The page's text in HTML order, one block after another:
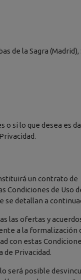
de la Sagra (Madrid),
o si lo que desea es
un contrato de
Condiciones de Uso
se detallan a
las ofertas y
a la formalización
con estas
de Privacidad.
será posible